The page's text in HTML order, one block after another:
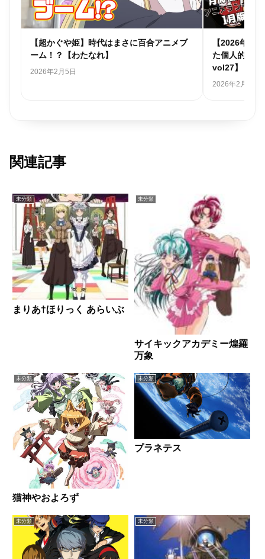
【超かぐや姫】時代はまさに百合アニメブ
ーム！？【わたなれ】
2026年2月5日
【2026年ア
た個人的アニ
vol27】
2026年2月1日
関連記事
未分類
まりあ†ほりっく あらいぶ
未分類
サイキックアカデミー煌羅
万象
未分類
猫神やおよろず
未分類
プラネテス
未分類 未分類